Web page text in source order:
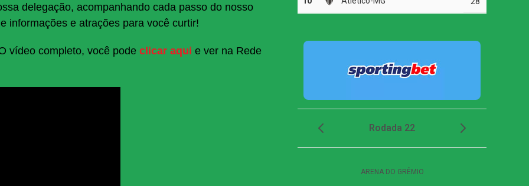
delegação, acompanhando cada passo do nosso
informações e atrações para você curtir!
vídeo completo, você pode clicar aqui e ver na Rede